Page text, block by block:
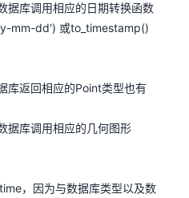
据库调用相应的日期转换函数
mm-dd') 或to_timestamp()
库返回相应的Point类型也有
据库调用相应的几何图形
，因为与数据库类型以及数